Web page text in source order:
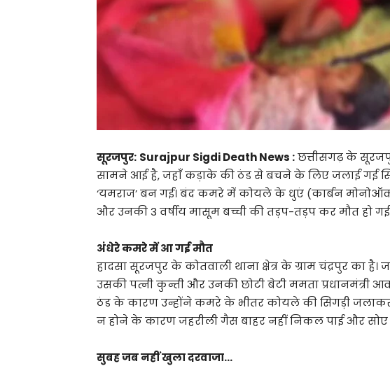
सूरजपुर: Surajpur Sigdi Death News :छत्तीसगढ़ के
सामने आई है, जहाँ कड़ाके की ठंड से बचने के लिए जलाई गई
‘यमराज’ बन गई। बंद कमरे में कोयले के धुएं (कार्बन
और उनकी 3 वर्षीय मासूम बच्ची की तड़प-तड़प कर मौत हो
अंधेरे कमरे में आ गई मौत
हादसा सूरजपुर के कोतवाली थाना क्षेत्र के ग्राम चंद्रपुर का
उसकी पत्नी कुन्ती और उनकी छोटी बेटी ममता
ठंड के कारण उन्होंने कमरे के भीतर कोयले की सिगड़ी
न होने के कारण जहरीली गैस बाहर नहीं निकल पाई और सोए
सुबह जब नहीं खुला दरवाजा…